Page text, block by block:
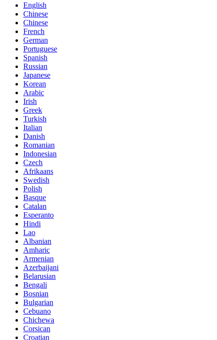
English
Chinese
Chinese
French
German
Portuguese
Spanish
Russian
Japanese
Korean
Arabic
Irish
Greek
Turkish
Italian
Danish
Romanian
Indonesian
Czech
Afrikaans
Swedish
Polish
Basque
Catalan
Esperanto
Hindi
Lao
Albanian
Amharic
Armenian
Azerbaijani
Belarusian
Bengali
Bosnian
Bulgarian
Cebuano
Chichewa
Corsican
Croatian